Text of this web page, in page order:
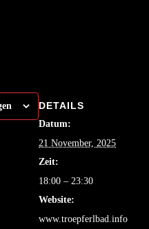
DETAILS
Datum:
21 November, 2025
Zeit:
18:00 – 23:30
Website:
www.troepferlbad.info